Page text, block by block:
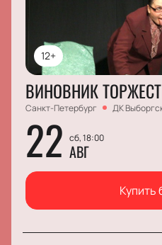
12+
ВИНОВНИК
Санкт-Петербург ДК
22 сб, 18:00
АВГ
Купить